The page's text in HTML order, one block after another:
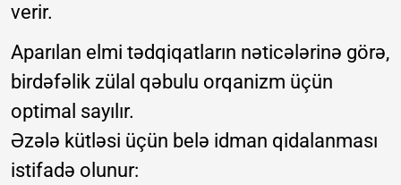
verir.
Aparılan elmi tədqiqatların nəticələrinə görə,
birdəfəlik zülal qəbulu orqanizm üçün
optimal sayılır.
Əzələ kütləsi üçün belə idman qidalanması
istifadə olunur: